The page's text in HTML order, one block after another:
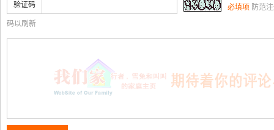
验证码 必填项 防范
码以刷新